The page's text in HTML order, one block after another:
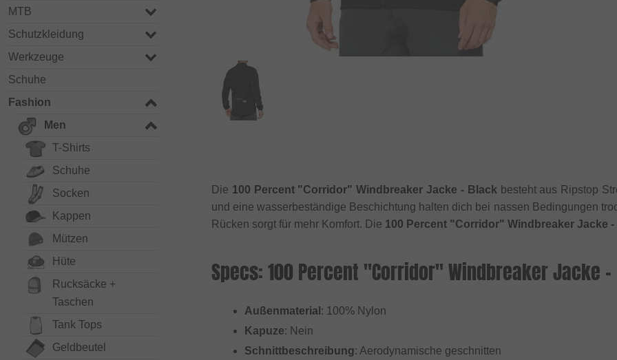
MTB
Schutzkleidung
Werkzeuge
Schuhe
Fashion
Men
T-Shirts
Schuhe
Socken
Kappen
Mützen
Hüte
Rucksäcke +
Taschen
Tank Tops
Geldbeutel
Die 100 Percent "Corridor" Windbreaker Jacke - Black besteht aus Ripstop
und eine wasserbeständige Beschichtung halten dich bei nassen Bedingungen
Rücken sorgt für mehr Komfort. Die 100 Percent "Corridor" Windbreaker Jacke -
Specs: 100 Percent "Corridor" Windbreaker Jacke
Außenmaterial : 100% Nylon
Kapuze: Nein
Schnittbeschreibung: Aerodynamische geschnitten